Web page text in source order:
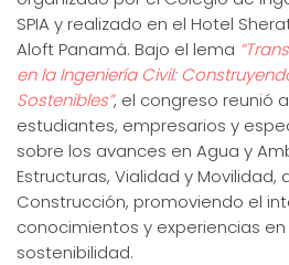
SPIA y realizado en el Hotel
Aloft Panamá. Bajo el lema
en la Ingeniería Civil:
Sostenibles”, el congreso reunió
estudiantes, empresarios y
sobre los avances en Agua y
Estructuras, Vialidad y Movilidad,
Construcción, promoviendo el
conocimientos y experiencias
sostenibilidad.